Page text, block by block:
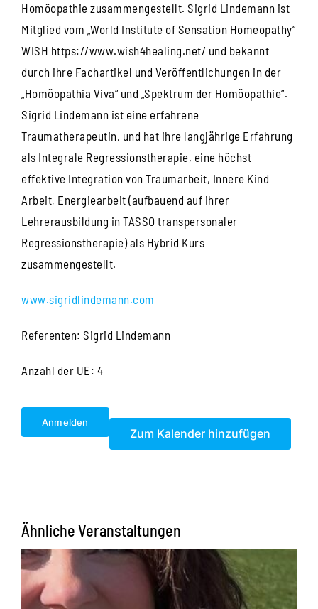
Homöopathie zusammengestellt. Sigrid Lindemann ist
Mitglied vom „World Institute of Sensation Homeopathy“
WISH https://www.wish4healing.net/ und bekannt
durch ihre Fachartikel und Veröffentlichungen in der
„Homöopathia Viva“ und „Spektrum der Homöopathie“.
Sigrid Lindemann ist eine erfahrene
Traumatherapeutin, und hat ihre langjährige Erfahrung
als Integrale Regressionstherapie, eine höchst
effektive Integration von Traumarbeit, Innere Kind
Arbeit, Energiearbeit (aufbauend auf ihrer
Lehrerausbildung in TASSO transpersonaler
Regressionstherapie) als Hybrid Kurs
zusammengestellt.
www.sigridlindemann.com
Referenten: Sigrid Lindemann
Anzahl der UE: 4
Anmelden
Zum Kalender hinzufügen
Ähnliche Veranstaltungen